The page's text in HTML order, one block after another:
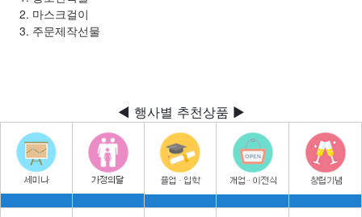
마스크걸이
주문제작선물
◀ 행사별 추천상품 ▶